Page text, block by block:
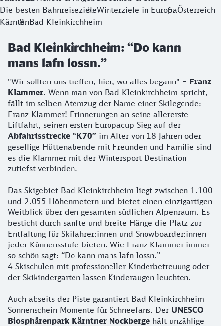
Die besten BahnreisezieleWinterziele in EuropaÖsterreich
KärntenBad Kleinkirchheim
Bad Kleinkirchheim: “Do kann
mans lafn lossn.”
"Wir sollten uns treffen, hier, wo alles begann" – Franz
Klammer. Wenn man von Bad Kleinkirchheim spricht,
fällt im selben Atemzug der Name einer Skilegende:
Franz Klammer! Erinnerungen an seine allererste
Liftfahrt, seinen ersten Europacup-Sieg auf der
Abfahrtsstrecke “K70” im Alter von 18 Jahren oder
gesellige Hüttenabende mit Freunden und Familie sind
es die Klammer mit der Wintersport-Destination
zutiefst verbinden.
Das Skigebiet Bad Kleinkirchheim liegt zwischen 1.100
und 2.055 Höhenmetern und bietet einen einzigartigen
Weitblick über den gesamten südlichen Alpenraum. Es
besticht durch sanfte und breite Hänge die Platz zur
Entfaltung für Skifahrer:innen und Snowboarder:innen
jeder Könnensstufe bieten. Wie Franz Klammer immer
so schön sagt: “Do kann mans lafn lossn.”
4 Skischulen mit professioneller Kinderbetreuung oder
der Skikindergarten lassen Kinderaugen leuchten.
Auch abseits der Piste garantiert Bad Kleinkirchheim
Sonnenschein-Momente für Schneefans. Der UNESCO
Biosphärenpark Kärntner Nockberge hält unzählige